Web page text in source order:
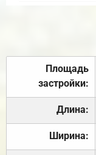
Площадь
застройки:
Длина:
Ширина: